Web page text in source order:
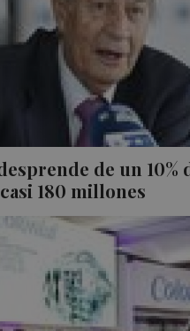
de un 10%
180 millones